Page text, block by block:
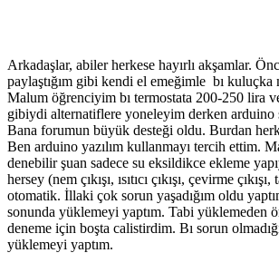
Arkadaşlar, abiler herkese hayırlı akşamlar.
paylaştığım gibi kendi el emeğimle bı kuluçka
Malum öğrenciyim bı termostata 200-250 lira
gibiydi alternatiflere yoneleyim derken arduino
Bana forumun büyük desteği oldu. Burdan
Ben arduino yazılım kullanmayı tercih ettim.
denebilir şuan sadece su eksildikce ekleme
hersey (nem çıkışı, ısıtıcı çıkışı, çevirme
otomatik. İllaki çok sorun yaşadığım oldu
sonunda yüklemeyi yaptım. Tabi yüklemeden
deneme için boşta calistirdim. Bı sorun
yüklemeyi yaptım.